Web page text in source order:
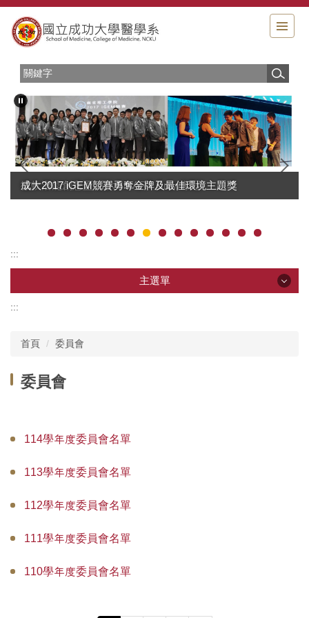
跳
到
主
區
成大2017 iGEM競賽勇奪金牌及最佳環境主題獎
微軟潛能創意盃 成大SMART Crew奪冠
:::
主選單
單位介紹
行政團隊
教師榮譽
委員會
學務相關
教務相關規章
課程資訊
:::
首頁 委員會
委員會
114學年度委員會名單
113學年度委員會名單
112學年度委員會名單
111學年度委員會名單
110學年度委員會名單